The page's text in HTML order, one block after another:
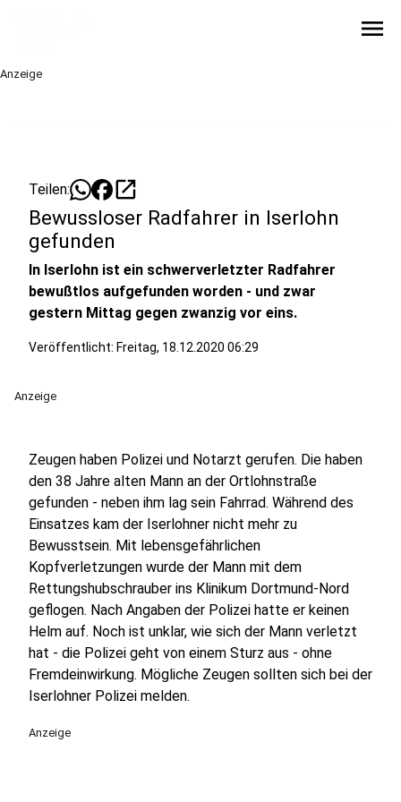
menu
Anzeige
Teilen: open_in_new
Bewussloser Radfahrer in Iserlohn
gefunden
In Iserlohn ist ein schwerverletzter Radfahrer
bewußtlos aufgefunden worden - und zwar
gestern Mittag gegen zwanzig vor eins.
Veröffentlicht: Freitag, 18.12.2020 06:29
Anzeige
Zeugen haben Polizei und Notarzt gerufen. Die haben
den 38 Jahre alten Mann an der Ortlohnstraße
gefunden - neben ihm lag sein Fahrrad. Während des
Einsatzes kam der Iserlohner nicht mehr zu
Bewusstsein. Mit lebensgefährlichen
Kopfverletzungen wurde der Mann mit dem
Rettungshubschrauber ins Klinikum Dortmund-Nord
geflogen. Nach Angaben der Polizei hatte er keinen
Helm auf. Noch ist unklar, wie sich der Mann verletzt
hat - die Polizei geht von einem Sturz aus - ohne
Fremdeinwirkung. Mögliche Zeugen sollten sich bei der
Iserlohner Polizei melden.
Anzeige